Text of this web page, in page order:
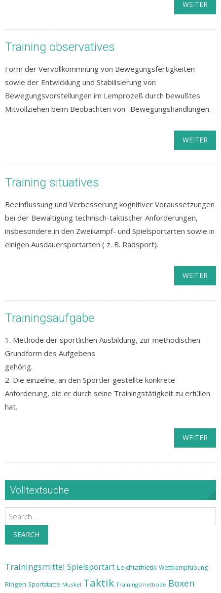
WEITER
Training observatives
Form der Vervollkommnung von Bewegungsfertigkeiten
sowie der Entwicklung und Stabilisierung von
Bewegungsvorstellungen im Lemprozeß durch bewußtes
Mitvollziehen beim Beobachten von -Bewegungshandlungen.
WEITER
Training situatives
Beeinflussung und Verbesserung kognitiver Voraussetzungen
bei der Bewältigung technisch-taktischer Anforderungen,
insbesondere in den Zweikampf- und Spielsportarten sowie in
einigen Ausdauersportarten ( z. B. Radsport).
WEITER
Trainingsaufgabe
1. Methode der sportlichen Ausbildung, zur methodischen
Grundform des Aufgebens
gehörig.
2. Die einzelne, an den Sportler gestellte konkrete
Anforderung, die er durch seine Trainingstätigkeit zu erfüllen
hat.
WEITER
Volltextsuche
Search
SEARCH
Trainingsmittel Spielsportart Leichtathletik Wettkampfübung
Ringen Sportstätte Muskel Taktik Trainingsmethode Boxen